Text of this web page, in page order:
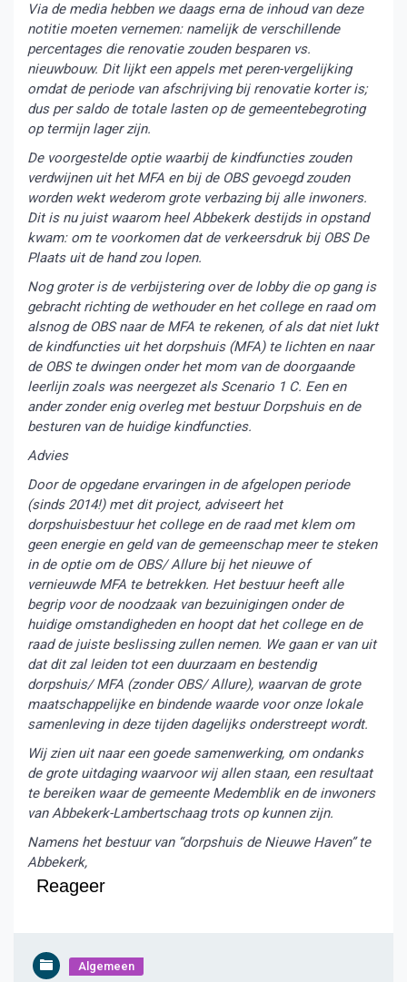
Via de media hebben we daags erna de inhoud van deze
notitie moeten vernemen: namelijk de verschillende
percentages die renovatie zouden besparen vs.
nieuwbouw. Dit lijkt een appels met peren-vergelijking
omdat de periode van afschrijving bij renovatie korter is;
dus per saldo de totale lasten op de gemeentebegroting
op termijn lager zijn.
De voorgestelde optie waarbij de kindfuncties zouden
verdwijnen uit het MFA en bij de OBS gevoegd zouden
worden wekt wederom grote verbazing bij alle inwoners.
Dit is nu juist waarom heel Abbekerk destijds in opstand
kwam: om te voorkomen dat de verkeersdruk bij OBS De
Plaats uit de hand zou lopen.
Nog groter is de verbijstering over de lobby die op gang is
gebracht richting de wethouder en het college en raad om
alsnog de OBS naar de MFA te rekenen, of als dat niet lukt
de kindfuncties uit het dorpshuis (MFA) te lichten en naar
de OBS te dwingen onder het mom van de doorgaande
leerlijn zoals was neergezet als Scenario 1 C. Een en
ander zonder enig overleg met bestuur Dorpshuis en de
besturen van de huidige kindfuncties.
Advies
Door de opgedane ervaringen in de afgelopen periode
(sinds 2014!) met dit project, adviseert het
dorpshuisbestuur het college en de raad met klem om
geen energie en geld van de gemeenschap meer te steken
in de optie om de OBS/ Allure bij het nieuwe of
vernieuwde MFA te betrekken. Het bestuur heeft alle
begrip voor de noodzaak van bezuinigingen onder de
huidige omstandigheden en hoopt dat het college en de
raad de juiste beslissing zullen nemen. We gaan er van uit
dat dit zal leiden tot een duurzaam en bestendig
dorpshuis/ MFA (zonder OBS/ Allure), waarvan de grote
maatschappelijke en bindende waarde voor onze lokale
samenleving in deze tijden dagelijks onderstreept wordt.
Wij zien uit naar een goede samenwerking, om ondanks
de grote uitdaging waarvoor wij allen staan, een resultaat
te bereiken waar de gemeente Medemblik en de inwoners
van Abbekerk-Lambertschaag trots op kunnen zijn.
Namens het bestuur van “dorpshuis de Nieuwe Haven” te
Abbekerk,
Reageer
Algemeen